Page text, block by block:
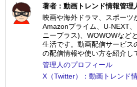
著者：動画トレンド情報管理
映画や海外ドラマ、スポーツ
Amazonプライム、U-NEXT
ニープラス)、WOWOWなど
生活です。動画配信サービス
の配信情報や使い方を紹介し
管理人のプロフィール
X（Twitter）：動画トレンド